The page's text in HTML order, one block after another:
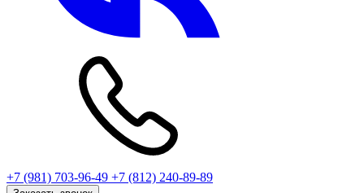
+7 (981) 703-96-49 +7 (812) 240-89-89